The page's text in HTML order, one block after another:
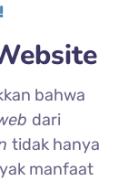
bahwa
dari
tidak hanya
manfaat